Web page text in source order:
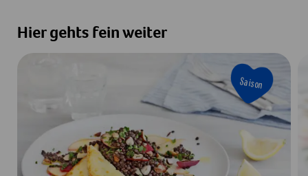
Hier gehts fein weiter
Saison